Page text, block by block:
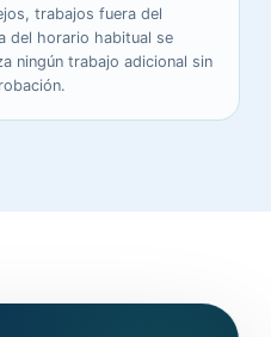
trabajos fuera del
del horario habitual se
ningún trabajo adicional sin